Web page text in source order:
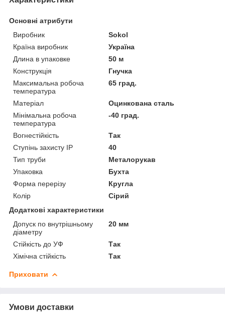
Основні атрибути
Виробник
Sokol
Країна виробник
Україна
Длина в упаковке
50 м
Конструкція
Гнучка
Максимальна робоча
температура
65 град.
Матеріал
Оцинкована сталь
Мінімальна робоча
температура
-40 град.
Вогнестійкість
Так
Ступінь захисту IP
40
Тип труби
Металорукав
Упаковка
Бухта
Форма перерізу
Кругла
Колір
Сірий
Додаткові характеристики
Допуск по внутрішньому
діаметру
20 мм
Стійкість до УФ
Так
Хімічна стійкість
Так
Приховати
Умови доставки